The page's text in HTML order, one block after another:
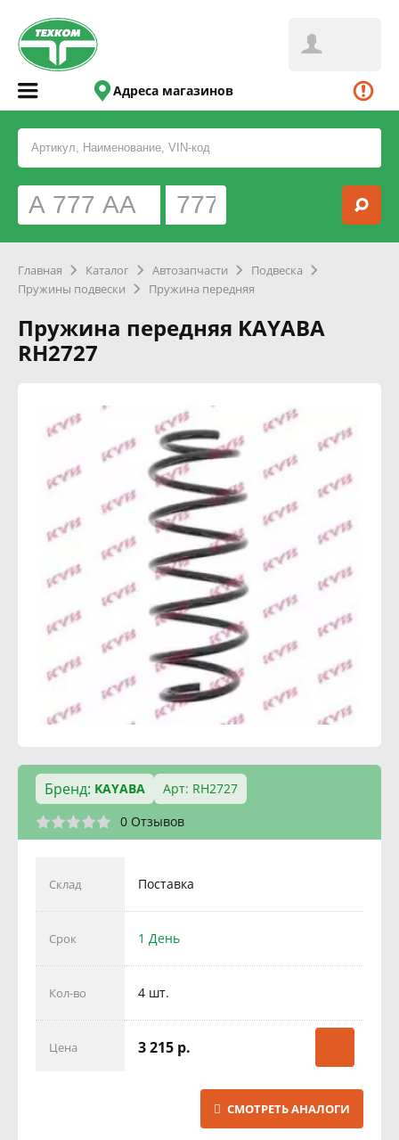
Адреса магазинов
Главная Каталог Автозапчасти
Подвеска
Пружины подвески
Пружина передняя
Пружина передняя KAYABA
RH2727
Бренд: KAYABA
Арт: RH2727
0 Отзывов
Склад Поставка
Срок 1 День
Кол-во 4 шт.
Цена 3 215 р.
СМОТРЕТЬ АНАЛОГИ